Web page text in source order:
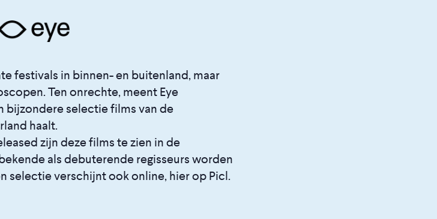
festivals in binnen- en buitenland, maar
Ten onrechte, meent Eye
bijzondere selectie films van de
haalt.
zijn deze films te zien in de
als debuterende regisseurs worden
selectie verschijnt ook online, hier op Picl.